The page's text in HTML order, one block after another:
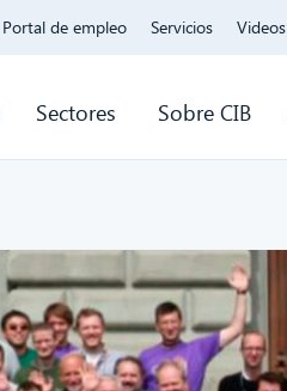
Portal de empleo Servicios Videos
Sectores Sobre CIB